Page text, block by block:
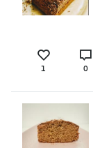
1 0